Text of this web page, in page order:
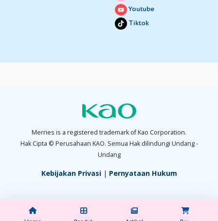
Youtube
Tiktok
Merries is a registered trademark of Kao Corporation.
Hak Cipta © Perusahaan KAO. Semua Hak dilindungi Undang -
Undang
Kebijakan Privasi| Pernyataan Hukum